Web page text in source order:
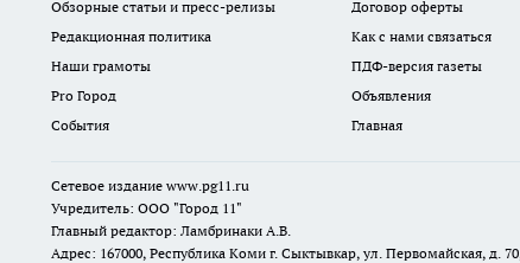
Обзорные статьи и пресс-релизы Договор оферты
Редакционная политика
Как с нами связаться
Наши грамоты
ПДФ-версия газеты
Pro Город
Объявления
События
Главная
Сетевое издание www.pg11.ru
Учредитель: ООО "Город 11"
Главный редактор: Ламбринаки А.В.
Адрес: 167000, Республика Коми г. Сыктывкар, ул. Первомайская, д.